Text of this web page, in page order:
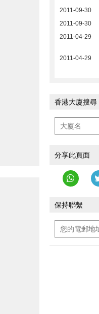
2011-09-30
2011-09-30
2011-04-29
2011-04-29
香港大廈搜尋
分享此頁面
保持聯繫